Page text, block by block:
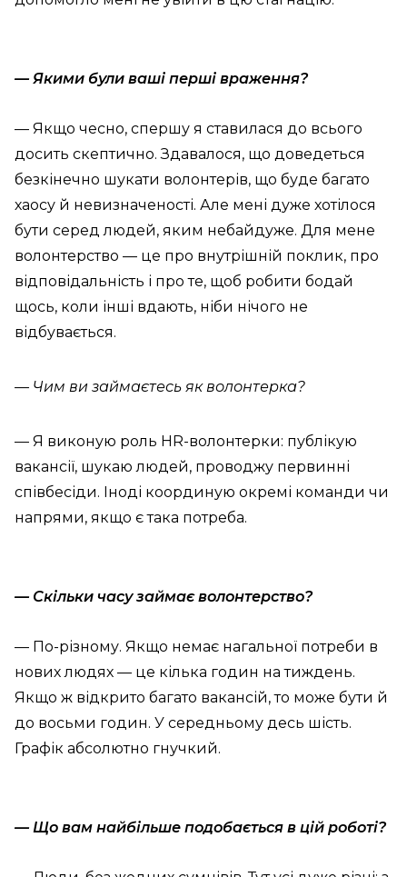
— Якими були ваші перші враження?
— Якщо чесно, спершу я ставилася до всього
досить скептично. Здавалося, що доведеться
безкінечно шукати волонтерів, що буде багато
хаосу й невизначеності. Але мені дуже хотілося
бути серед людей, яким небайдуже. Для мене
волонтерство — це про внутрішній поклик, про
відповідальність і про те, щоб робити бодай
щось, коли інші вдають, ніби нічого не
відбувається.
— Чим ви займаєтесь як волонтерка?
— Я виконую роль HR-волонтерки: публікую
вакансії, шукаю людей, проводжу первинні
співбесіди. Іноді координую окремі команди чи
напрями, якщо є така потреба.
— Скільки часу займає волонтерство?
— По-різному. Якщо немає нагальної потреби в
нових людях — це кілька годин на тиждень.
Якщо ж відкрито багато вакансій, то може бути й
до восьми годин. У середньому десь шість.
Графік абсолютно гнучкий.
— Що вам найбільше подобається в цій роботі?